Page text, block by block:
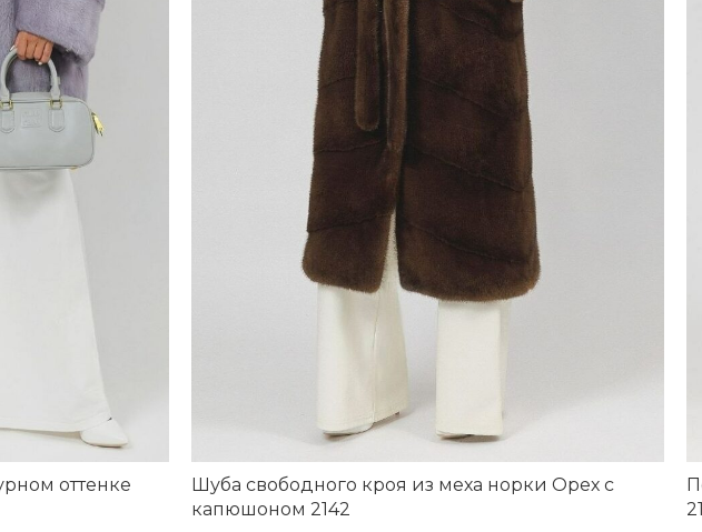
оттенке
Шуба свободного кроя из меха норки Орех с
капюшоном 2142